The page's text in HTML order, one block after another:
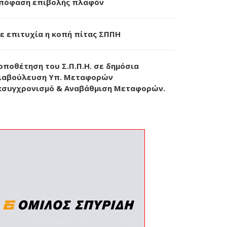
επιβολής πλαφόν
επιτυχία η κοπή πίτας ΣΠΠΗ
του Σ.Π.Π.Η. σε δημόσια
Υπ. Μεταφορών
& Αναβάθμιση Μεταφορών.